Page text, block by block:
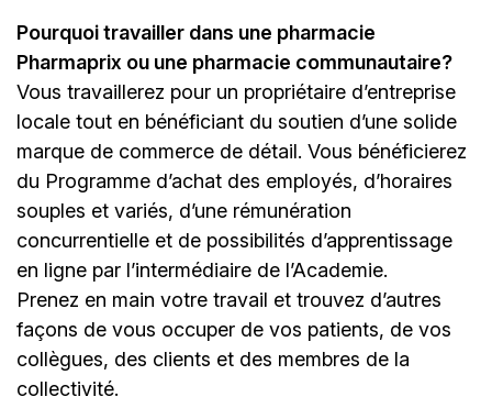
Pourquoi travailler dans une pharmacie
Pharmaprix ou une pharmacie communautaire?
Vous travaillerez pour un propriétaire d’entreprise
locale tout en bénéficiant du soutien d’une solide
marque de commerce de détail. Vous bénéficierez
du Programme d’achat des employés, d’horaires
souples et variés, d’une rémunération
concurrentielle et de possibilités d’apprentissage
en ligne par l’intermédiaire de l’Academie.
Prenez en main votre travail et trouvez d’autres
façons de vous occuper de vos patients, de vos
collègues, des clients et des membres de la
collectivité.